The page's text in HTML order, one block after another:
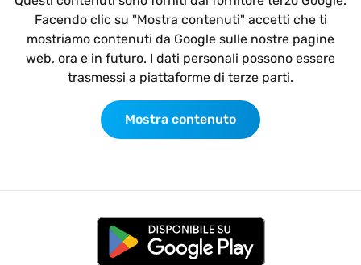
Facendo clic su "Mostra contenuti" accetti che ti
mostriamo contenuti da Google sulle nostre pagine
web, ora e in futuro. I dati personali possono essere
trasmessi a piattaforme di terze parti.
Mostra contenuto